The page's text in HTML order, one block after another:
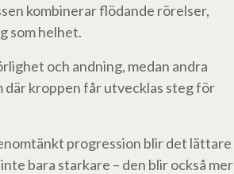
kombinerar flödande rörelser,
som helhet.
och andning, medan andra
kroppen får utvecklas steg för
progression blir det lättare
bara starkare – den blir också mer